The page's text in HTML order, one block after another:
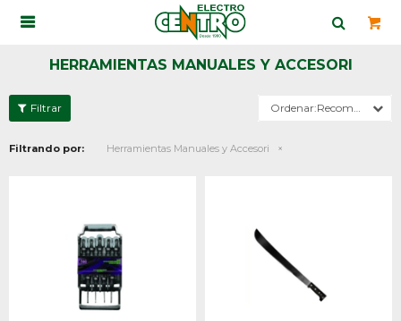

HERRAMIENTAS MANUALES Y ACCESORI
Recomendados
Filtrando por: Herramientas Manuales y Accesori